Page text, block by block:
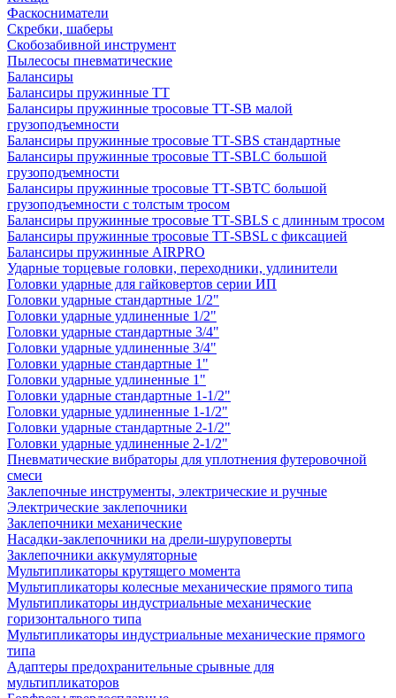
Фаскосниматели
Скребки, шаберы
Скобозабивной инструмент
Пылесосы пневматические
Балансиры
Балансиры пружинные TT
Балансиры пружинные тросовые ТТ-SB малой
грузоподъемности
Балансиры пружинные тросовые ТТ-SBS стандартные
Балансиры пружинные тросовые ТТ-SBLC большой
грузоподъемности
Балансиры пружинные тросовые ТТ-SBTC большой
грузоподъемности с толстым тросом
Балансиры пружинные тросовые ТТ-SBLS с длинным тросом
Балансиры пружинные тросовые ТТ-SBSL с фиксацией
Балансиры пружинные AIRPRO
Ударные торцевые головки, переходники, удлинители
Головки ударные для гайковертов серии ИП
Головки ударные стандартные 1/2"
Головки ударные удлиненные 1/2"
Головки ударные стандартные 3/4"
Головки ударные удлиненные 3/4"
Головки ударные стандартные 1"
Головки ударные удлиненные 1"
Головки ударные стандартные 1-1/2"
Головки ударные удлиненные 1-1/2"
Головки ударные стандартные 2-1/2"
Головки ударные удлиненные 2-1/2"
Пневматические вибраторы для уплотнения футеровочной
смеси
Заклепочные инструменты, электрические и ручные
Электрические заклепочники
Заклепочники механические
Насадки-заклепочники на дрели-шуруповерты
Заклепочники аккумуляторные
Мультипликаторы крутящего момента
Мультипликаторы колесные механические прямого типа
Мультипликаторы индустриальные механические
горизонтального типа
Мультипликаторы индустриальные механические прямого
типа
Адаптеры предохранительные срывные для
мультипликаторов